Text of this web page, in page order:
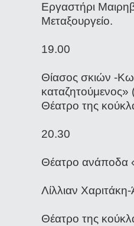
Εργαστήρι
Μεταξουργείο.
Θίασος σκιών -
καταζητούμενος»
Θέατρο της
Θέατρο
Λίλλιαν
Θέατρο της